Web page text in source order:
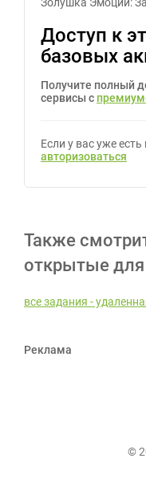
Доступ к
базовых
Получите полный
сервисы с
Если у вас уже
авторизоваться
Также
открытые для
все задания -
Реклама
©